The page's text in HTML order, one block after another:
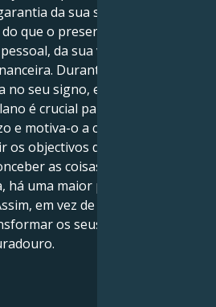
da sua segurança. Não
que o presente para reforçar
da sua vida profissional
Durante o período em
no seu signo, ele lembra-lhe
é crucial para alcançar o
e motiva-o a continuar a
objectivos que estabeleceu
as coisas de uma forma
há uma maior probabilidade de
em vez de apenas começar
os seus objectivos em